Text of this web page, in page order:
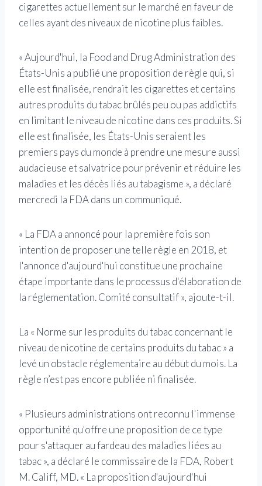
cigarettes actuellement sur le marché en faveur de
celles ayant des niveaux de nicotine plus faibles.
« Aujourd'hui, la Food and Drug Administration des
États-Unis a publié une proposition de règle qui, si
elle est finalisée, rendrait les cigarettes et certains
autres produits du tabac brûlés peu ou pas addictifs
en limitant le niveau de nicotine dans ces produits. Si
elle est finalisée, les États-Unis seraient les
premiers pays du monde à prendre une mesure aussi
audacieuse et salvatrice pour prévenir et réduire les
maladies et les décès liés au tabagisme », a déclaré
mercredi la FDA dans un communiqué.
« La FDA a annoncé pour la première fois son
intention de proposer une telle règle en 2018, et
l'annonce d'aujourd'hui constitue une prochaine
étape importante dans le processus d'élaboration de
la réglementation. Comité consultatif », ajoute-t-il.
La « Norme sur les produits du tabac concernant le
niveau de nicotine de certains produits du tabac » a
levé un obstacle réglementaire au début du mois. La
règle n’est pas encore publiée ni finalisée.
« Plusieurs administrations ont reconnu l'immense
opportunité qu'offre une proposition de ce type
pour s'attaquer au fardeau des maladies liées au
tabac », a déclaré le commissaire de la FDA, Robert
M. Califf, MD. « La proposition d'aujourd'hui